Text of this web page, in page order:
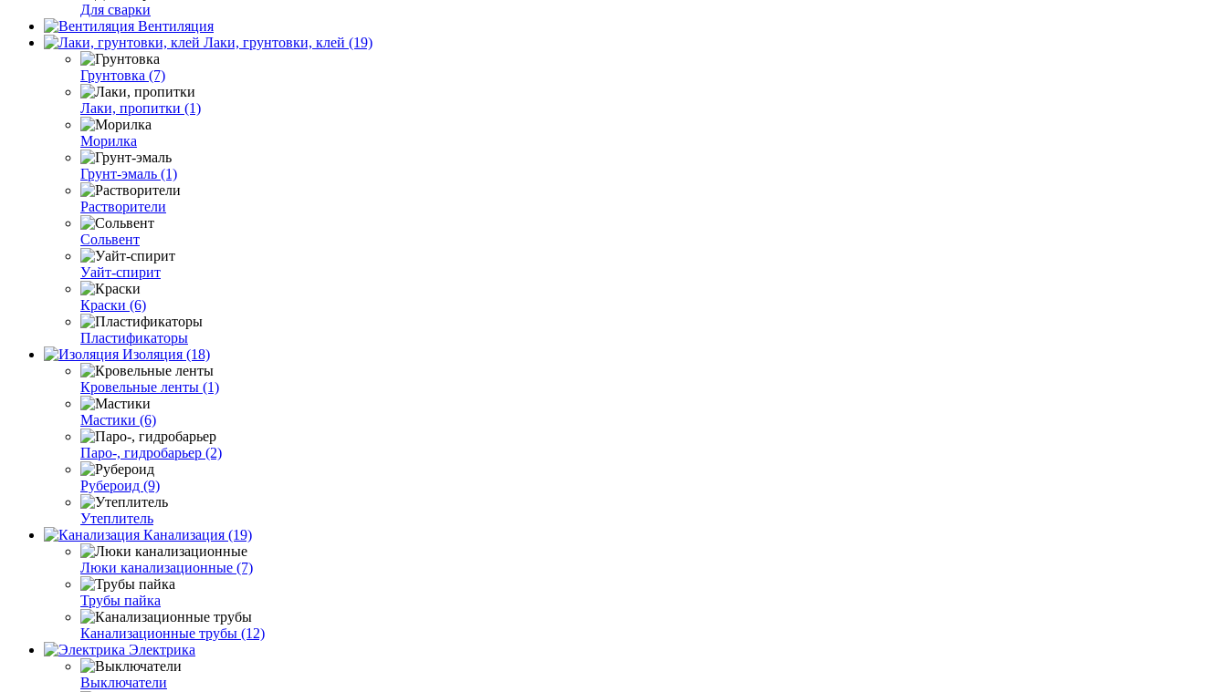
Для сварки
Вентиляция
Лаки, грунтовки, клей (19)
Грунтовка (7)
Лаки, пропитки (1)
Морилка
Грунт-эмаль (1)
Растворители
Сольвент
Уайт-спирит
Краски (6)
Пластификаторы
Изоляция (18)
Кровельные ленты (1)
Мастики (6)
Паро-, гидробарьер (2)
Рубероид (9)
Утеплитель
Канализация (19)
Люки канализационные (7)
Трубы пайка
Канализационные трубы (12)
Электрика
Выключатели